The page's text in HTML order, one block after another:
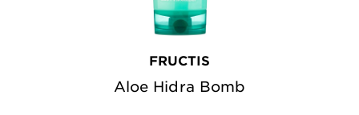
FRUCTIS
Aloe Hidra Bomb